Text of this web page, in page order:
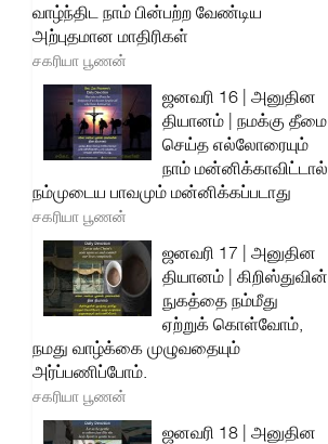
வாழ்ந்திட நாம் பின்பற்ற வேண்டிய
அற்புதமான மாதிரிகள்
சகரியா பூணன்
ஜனவரி 16 | அனுதின
தியானம் | நமக்கு தீமை
செய்த எல்லோரையும்
நாம் மன்னிக்காவிட்டால்
நம்முடைய பாவமும் மன்னிக்கப்படாது
சகரியா பூணன்
ஜனவரி 17 | அனுதின
தியானம் | கிறிஸ்துவின்
நுகத்தை நம்மீது
ஏற்றுக் கொள்வோம்,
நமது வாழ்க்கை முழுவதையும்
அர்ப்பணிப்போம்.
சகரியா பூணன்
ஜனவரி 18 | அனுதின